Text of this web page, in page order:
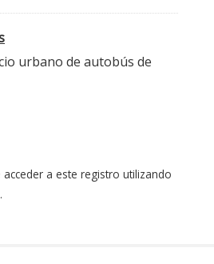
urbano de autobús de
a este registro utilizando